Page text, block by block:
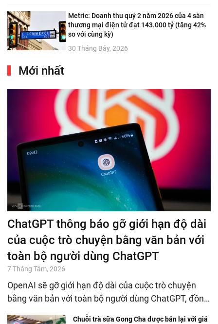
Metric: Doanh thu quý 2 năm 2026 của 4 sàn
thương mại điện tử đạt 143.000 tỷ (tăng 42%
so với cùng kỳ)
30 Tháng Bảy, 2026
Mới nhất
ChatGPT thông báo gỡ giới hạn độ dài
của cuộc trò chuyện bằng văn bản với
toàn bộ người dùng ChatGPT
7 Tháng Tám, 2026
OpenAI sẽ gỡ giới hạn độ dài của cuộc trò chuyện
bằng văn bản với toàn bộ người dùng ChatGPT, đồn…
Chuỗi trà sữa Gong Cha được bán lại với giá